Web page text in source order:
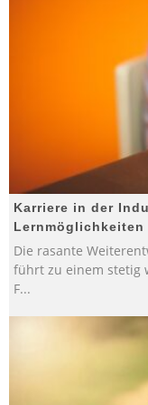
Karriere in der
Lernmöglichkeiten
Die rasante
führt zu einem stetig
F...